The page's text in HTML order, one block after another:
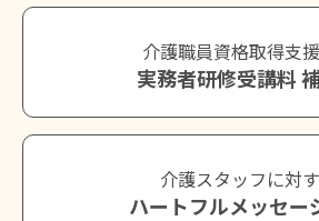
介護職員資格取得支
実務者研修受講料
介護スタッフに対
ハートフルメッセー